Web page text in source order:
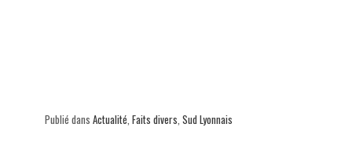
Publié dans Actualité Faits divers Sud Lyonnais